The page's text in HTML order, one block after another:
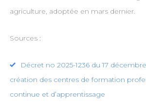
agriculture, adoptée en mars dernier.
Sources :
Décret no 2025-1236 du 17
création des centres de formation
continue et d’apprentissage